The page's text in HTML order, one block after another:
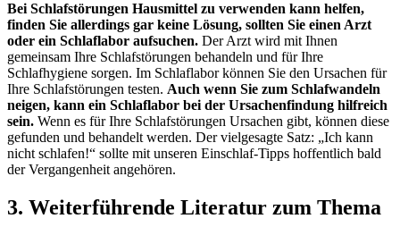
Bei Schlafstörungen Hausmittel zu verwenden kann helfen,
finden Sie allerdings gar keine Lösung, sollten Sie einen Arzt
oder ein Schlaflabor aufsuchen. Der Arzt wird mit Ihnen
gemeinsam Ihre Schlafstörungen behandeln und für Ihre
Schlafhygiene sorgen. Im Schlaflabor können Sie den Ursachen für
Ihre Schlafstörungen testen. Auch wenn Sie zum Schlafwandeln
neigen, kann ein Schlaflabor bei der Ursachenfindung hilfreich
sein. Wenn es für Ihre Schlafstörungen Ursachen gibt, können diese
gefunden und behandelt werden. Der vielgesagte Satz: „Ich kann
nicht schlafen!“ sollte mit unseren Einschlaf-Tipps hoffentlich bald
der Vergangenheit angehören.
3. Weiterführende Literatur zum Thema